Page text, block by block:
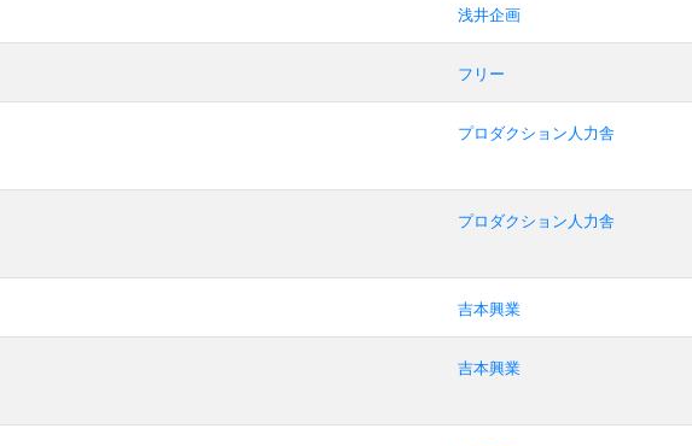
浅井企画
フリー
プロダクション人力舎
プロダクション人力舎
吉本興業
吉本興業